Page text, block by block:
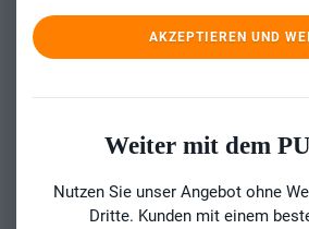
AKZEPTIEREN UND
Weiter mit dem
Nutzen Sie unser Angebot ohne
Dritte. Kunden mit einem